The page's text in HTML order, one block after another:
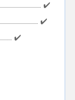
✔️
✔️
✔️